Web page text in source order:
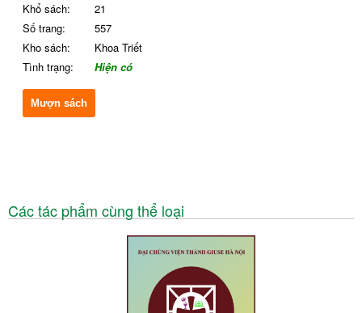
Khổ sách:
21
Số trang:
557
Kho sách:
Khoa Triết
Tình trạng:
Hiện có
Mượn sách
Các tác phẩm cùng thể loại